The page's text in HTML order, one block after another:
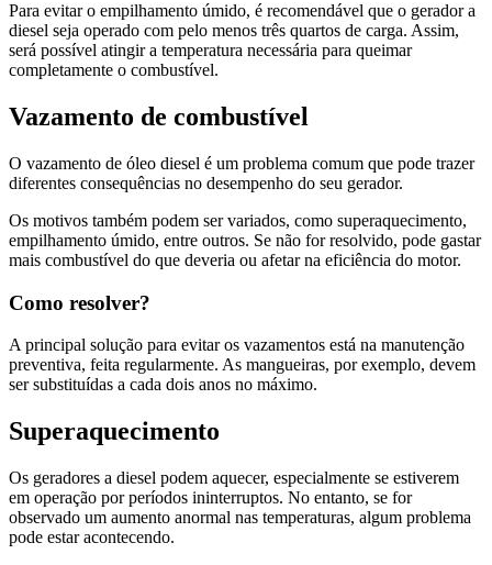
Para evitar o empilhamento úmido, é recomendável que o gerador a
diesel seja operado com pelo menos três quartos de carga. Assim,
será possível atingir a temperatura necessária para queimar
completamente o combustível.
Vazamento de combustível
O vazamento de óleo diesel é um problema comum que pode trazer
diferentes consequências no desempenho do seu gerador.
Os motivos também podem ser variados, como superaquecimento,
empilhamento úmido, entre outros. Se não for resolvido, pode gastar
mais combustível do que deveria ou afetar na eficiência do motor.
Como resolver?
A principal solução para evitar os vazamentos está na manutenção
preventiva, feita regularmente. As mangueiras, por exemplo, devem
ser substituídas a cada dois anos no máximo.
Superaquecimento
Os geradores a diesel podem aquecer, especialmente se estiverem
em operação por períodos ininterruptos. No entanto, se for
observado um aumento anormal nas temperaturas, algum problema
pode estar acontecendo.